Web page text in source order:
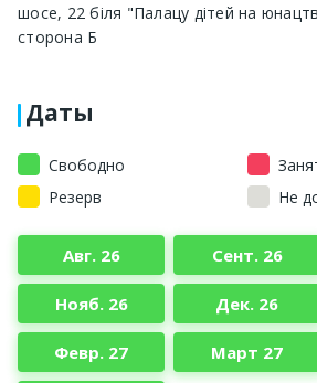
шосе, 22 біля "Палацу дітей на
сторона Б
Даты
Свободно
Резерв
Не
Авг. 26 Сент. 26
Нояб. 26 Дек. 26
Февр. 27 Март 27